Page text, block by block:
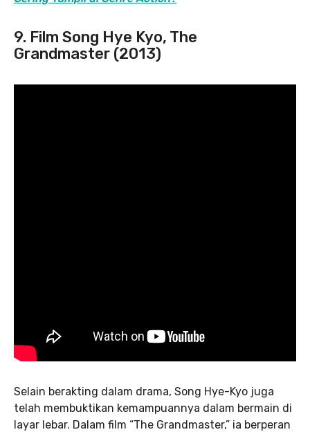
9. Film Song Hye Kyo, The
Grandmaster (2013)
Selain berakting dalam drama, Song Hye-Kyo juga
telah membuktikan kemampuannya dalam bermain di
layar lebar. Dalam film “The Grandmaster,” ia berperan